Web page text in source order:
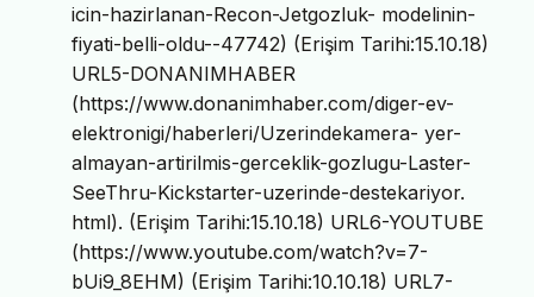
icin-hazirlanan-Recon-Jetgozluk- modelinin-
fiyati-belli-oldu--47742) (Erişim Tarihi:15.10.18)
URL5-DONANIMHABER
(https://www.donanimhaber.com/diger-ev-
elektronigi/haberleri/Uzerindekamera- yer-
almayan-artirilmis-gerceklik-gozlugu-Laster-
SeeThru-Kickstarter-uzerinde-destekariyor.
html). (Erişim Tarihi:15.10.18) URL6-YOUTUBE
(https://www.youtube.com/watch?v=7-
bUi9_8EHM) (Erişim Tarihi:10.10.18) URL7-